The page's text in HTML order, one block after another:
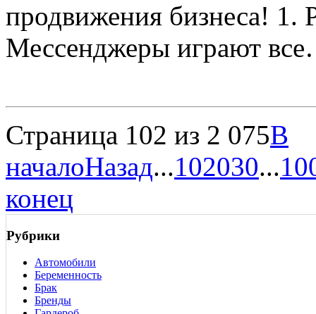
продвижения бизнеса! 1.
Мессенджеры играют
Страница 102 из 2 075В
началоНазад...102030...
конец
Рубрики
Автомобили
Беременность
Брак
Бренды